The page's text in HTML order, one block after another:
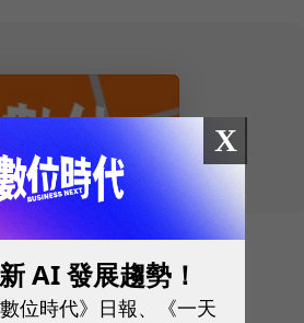
看下一篇文章
X
AI 發展趨勢！
位時代》日報、《一天